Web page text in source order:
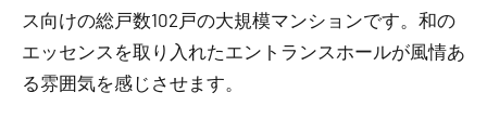
ス向けの総戸数102戸の大規模マンションです。和の
エッセンスを取り入れたエントランスホールが風情あ
る雰囲気を感じさせます。